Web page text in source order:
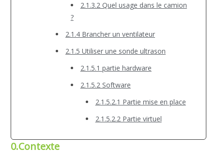
2.1.3.2 Quel usage dans le camion
?
2.1.4 Brancher un ventilateur
2.1.5 Utiliser une sonde ultrason
2.1.5.1 partie hardware
2.1.5.2 Software
2.1.5.2.1 Partie mise en place
2.1.5.2.2 Partie virtuel
0.Contexte